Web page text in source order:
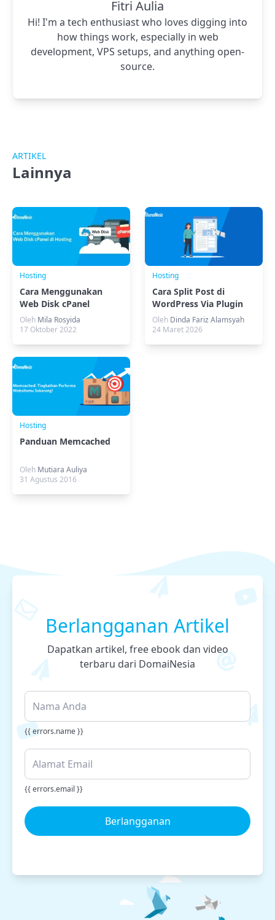
Fitri Aulia
Hi! I'm a tech enthusiast who loves digging into
how things work, especially in web
development, VPS setups, and anything open-
source.
ARTIKEL
Lainnya
Hosting
Cara Menggunakan
Web Disk cPanel
Hosting
Oleh Mila Rosyida
17 Oktober 2022
Hosting
Cara Split Post di
WordPress Via Plugin
(JQuery & Otomatis)
Oleh Dinda Fariz Alamsyah
24 Maret 2026
Hosting
Panduan Memcached
Oleh Mutiara Auliya
31 Agustus 2016
Berlangganan Artikel
Dapatkan artikel, free ebook dan video
terbaru dari DomaiNesia
{{ errors.name }}
{{ errors.email }}
Berlangganan